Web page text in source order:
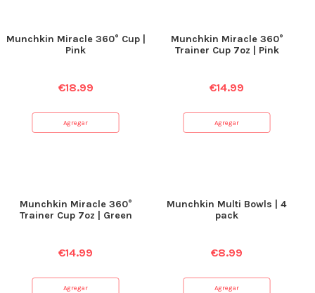
Munchkin Miracle 360° Cup |
Pink
€18.99
Agregar
Munchkin Miracle 360°
Trainer Cup 7oz | Pink
€14.99
Agregar
Munchkin Miracle 360°
Trainer Cup 7oz | Green
€14.99
Agregar
Munchkin Multi Bowls | 4
pack
€8.99
Agregar